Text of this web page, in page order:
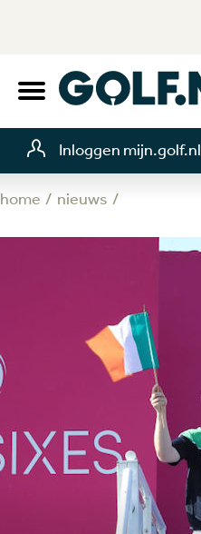
Inloggen mijn.golf.nl
home nieuws